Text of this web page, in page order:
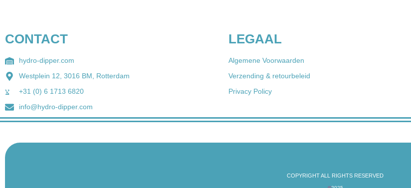
CONTACT
hydro-dipper.com
Westplein 12, 3016 BM, Rotterdam
+31 (0) 6 1713 6820
info@hydro-dipper.com
LEGAAL
Algemene Voorwaarden
Verzending & retourbeleid
Privacy Policy
COPYRIGHT ALL RIGHTS RESERVED